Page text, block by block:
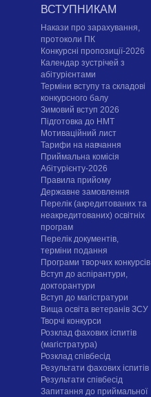
ВСТУПНИКАМ
Накази про зарахування,
протоколи ПК
Конкурсні пропозиції-2026
Календар зустрічей з
абітурієнтами
Терміни вступу та складові
конкурсного балу
Зимовий вступ 2026
Підготовка до НМТ
Мотиваційний лист
Тарифи на навчання
Приймальна комісія
Абітурієнту-2026
Правила прийому
Державне замовлення
Перелік (акредитованих та
неакредитованих) освітніх
програм
Перелік документів,
терміни подання
Програми творчих конкурсiв
Вступ до аспірантури,
докторантури
Вступ до магістратури
Вища освіта ветеранів ЗСУ
Творчі конкурси
Розклад фахових іспитів
(магістратура)
Розклад співбесід
Результати фахових іспитів
Результати співбесід
Запитання до приймальної